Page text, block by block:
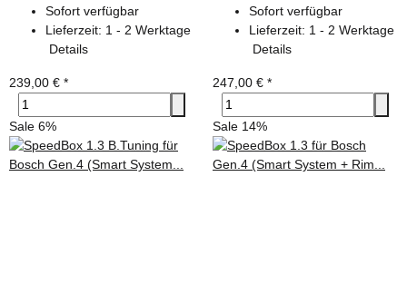
Sofort verfügbar
Lieferzeit: 1 - 2 Werktage
Details
239,00 € *
Sofort verfügbar
Lieferzeit: 1 - 2 Werktage
Details
247,00 € *
Sale 6% Sale 14%